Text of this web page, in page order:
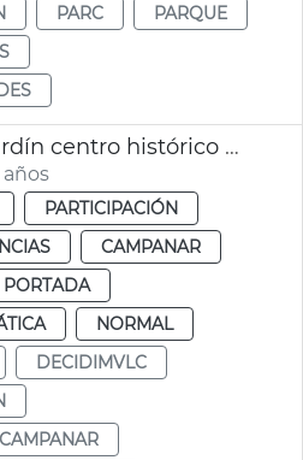
PARC
PARQUE
Remodelación jardín centro histórico Campanar
PARTICIPACIÓN
CAMPANAR
PORTADA
NORMAL
DECIDIMVLC